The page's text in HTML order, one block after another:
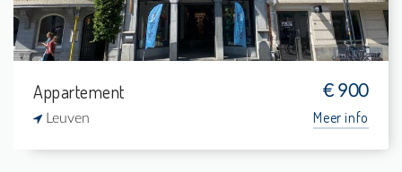
Appartement € 900
Leuven Meer info